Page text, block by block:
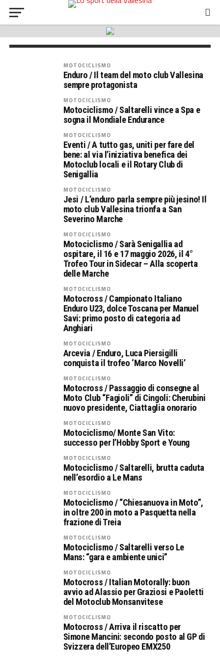
Motociclismo / Vallelunga e Mugello, due
vittorie di categoria per Gabriele Rossi
all’RR Cup del Trofeo Italiano Amatori
MOTOCICLISMO
Enduro / Il team del moto club Vallesina
sempre protagonista
MOTOCICLISMO
Motociclismo / Saltarelli vince a Spa e
sogna il Mondiale Endurance
MOTOCICLISMO
Eventi / A tutto gas, uniti per fare del
bene: al via l’iniziativa benefica dei
Motoclub locali e il Rotary Club di
Senigallia
MOTOCICLISMO
Jesi / L’enduro parla sempre più jesino! Il
moto club Vallesina trionfa a San
Severino Marche
MOTOCICLISMO
Motociclismo / Sarà Senigallia ad
ospitare, il 16 e 17 maggio 2026, il 4°
Trofeo Tour in Sidecar – Alla scoperta
delle Marche
MOTOCICLISMO
Motocross / Campionato Italiano
Enduro U23, dolce Toscana per Manuel
Savi: primo posto di categoria ad
Anghiari
MOTOCICLISMO
Arcevia / Enduro, Luca Piersigilli
conquista il trofeo ‘Marco Novelli’
MOTOCICLISMO
Motocross / Passaggio di consegne al
Moto Club “Fagioli” di Cingoli: Cherubini
nuovo presidente, Ciattaglia onorario
MOTOCICLISMO
Motociclismo/ Monte San Vito:
successo per l’Hobby Sport e Young
MOTOCICLISMO
Motociclismo / Saltarelli, brutta caduta
nell’esordio a Le Mans
MOTOCICLISMO
Motociclismo / “Chiesanuova in Moto”,
in oltre 200 in moto a Pasquetta nella
frazione di Treia
MOTOCICLISMO
Motociclismo / Saltarelli verso Le
Mans: “gara e ambiente unici”
MOTOCICLISMO
Motocross / Italian Motorally: buon
avvio ad Alassio per Graziosi e Paoletti
del Motoclub Monsanvitese
MOTOCICLISMO
Motocross / Arriva il riscatto per
Simone Mancini: secondo posto al GP di
Svizzera dell’Europeo EMX250